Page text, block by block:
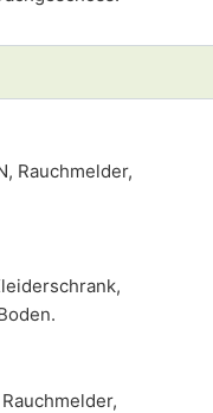
Rauchmelder,